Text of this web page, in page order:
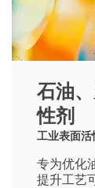
石油
性剂
工业表面
专为优化
提升工艺